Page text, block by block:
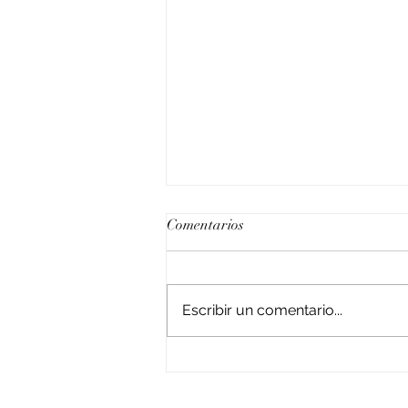
Comentarios
Escribir un comentario...